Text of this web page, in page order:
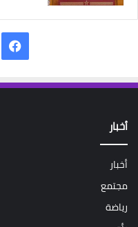
أخبار
أخبار
مجتمع
رياضة